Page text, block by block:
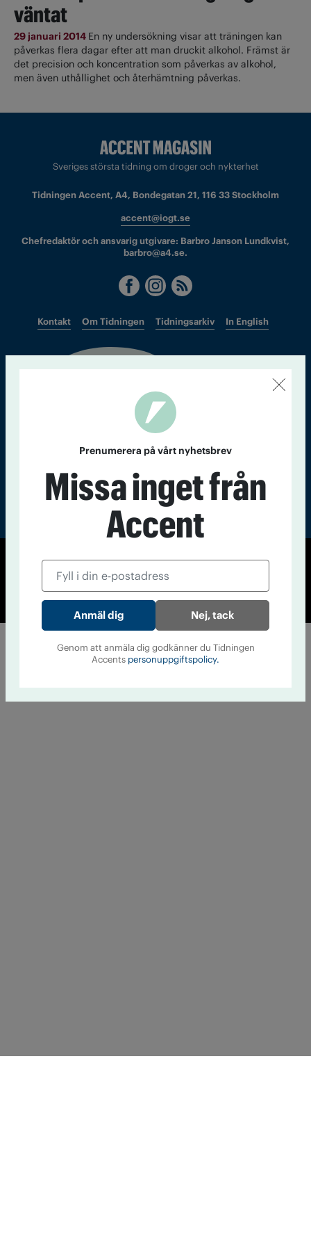
väntat
29 januari 2014 En ny undersökning visar att träningen kan
påverkas flera dagar efter att man druckit alkohol. Främst är
det precision och koncentration som påverkas av alkohol,
men även uthållighet och återhämtning påverkas.
Sveriges största tidning om droger och nykterhet
Tidningen Accent, A4, Bondegatan 21, 116 33 Stockholm
accent@iogt.se
Chefredaktör och ansvarig utgivare: Barbro Janson Lundkvist,
barbro@a4.se.
Kontakt Om Tidningen Tidningsarkiv In English
© Tidningen Accent 2026
Cookiepolicy
Personuppgiftspolicy
Prenumerera på vårt nyhetsbrev
Missa inget från
Accent
Nej, tack
Genom att anmäla dig godkänner du Tidningen
Accents personuppgiftspolicy.